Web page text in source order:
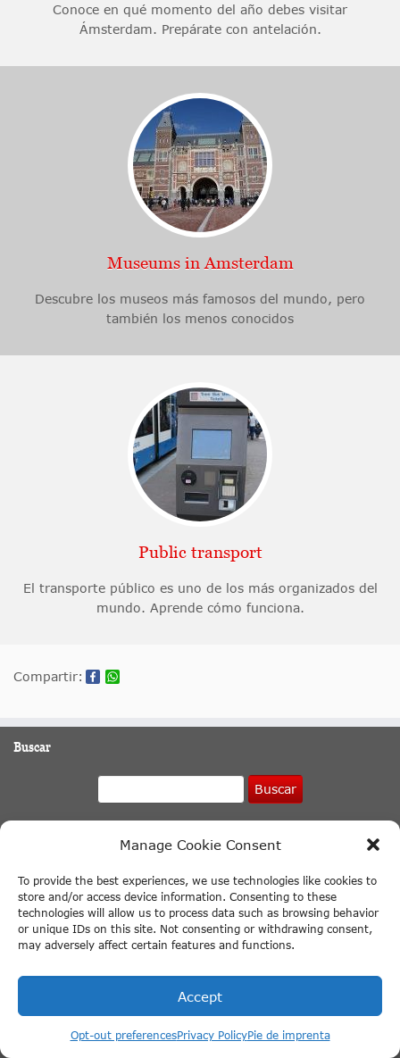
Manage Cookie Consent
To provide the best experiences, we use technologies like cookies to
store and/or access device information. Consenting to these
technologies will allow us to process data such as browsing behavior
or unique IDs on this site. Not consenting or withdrawing consent,
may adversely affect certain features and functions.
Accept
Opt-out preferencesPrivacy PolicyPie de imprenta
Conoce en qué momento del año debes visitar
Ámsterdam. Prepárate con antelación.
Museums in Amsterdam
Descubre los museos más famosos del mundo, pero
también los menos conocidos
Public transport
El transporte público es uno de los más organizados del
mundo. Aprende cómo funciona.
Compartir:
Buscar
Buscar
Lugares turisticos de Ámsterdam
Crucero por los canales de Ámsterdam
Apertura del Keukenhof 2027
Moulin Rouge Ámsterdam
Museos en Ámsterdam